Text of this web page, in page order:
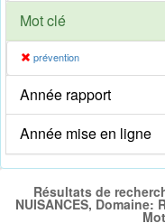
Mot clé
prévention
Année rapport
Année mise en ligne
Résultats de
NUISANCES, Domaine: